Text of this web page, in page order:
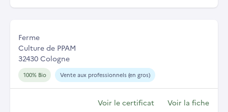
Ferme
Culture de PPAM
32430 Cologne
100% Bio Vente aux professionnels (en gros)
Voir le certificat Voir la fiche